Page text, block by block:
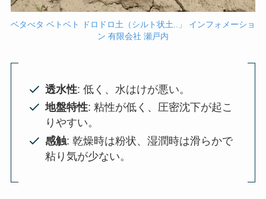
ベタべタ ベトベト ドロドロ土（シルト状土..」 インフォメーショ
ン 有限会社 瀬戸内
透水性: 低く、水はけが悪い。
地盤特性: 粘性が低く、圧密沈下が起こ
りやすい。
感触: 乾燥時は粉状、湿潤時は滑らかで
粘り気が少ない。